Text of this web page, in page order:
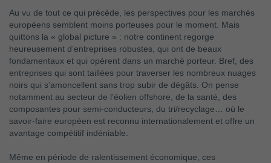
Au vu de tout ce qui précède, les perspectives pour les marchés
européens semblent moins porteuses pour le moment. Mais
quittons la « global picture » : notre continent regorge
heureusement d’entreprises robustes, qui ont de beaux
fondamentaux et qui opèrent dans un marché porteur. Bref, des
entreprises qui sont taillées pour traverser les nombreux nuages
noirs qui s’amoncellent sans trop subir de dégâts. On pense
notamment au secteur de l’éolien offshore, de la santé, des
composantes pour semi-conducteurs, du tri/recyclage… où le
savoir-faire européen est reconnu internationalement et offre un
avantage compétitif indéniable.
Même en période de ralentissement économique, ces